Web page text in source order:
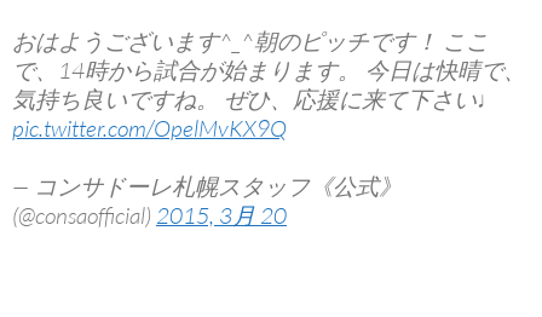
おはようございます^_^朝のピッチです！ ここ
で、14時から試合が始まります。 今日は快晴で、
気持ち良いですね。 ぜひ、応援に来て下さい♩
pic.twitter.com/OpelMvKX9Q
— コンサドーレ札幌スタッフ《公式》
(@consaofficial) 2015, 3月 20